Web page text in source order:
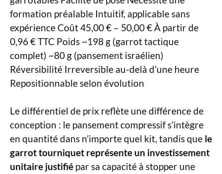
formation préalable Intuitif, applicable sans
expérience Coût 45,00 € – 50,00 € À partir de
0,96 € TTC Poids ~198 g (garrot tactique
complet) ~80 g (pansement israélien)
Réversibilité Irreversible au-delà d’une heure
Repositionnable selon évolution
Le différentiel de prix reflète une différence de
conception : le pansement compressif s’intègre
en quantité dans n’importe quel kit, tandis que le
garrot tourniquet représente un investissement
unitaire justifié par sa capacité à stopper une